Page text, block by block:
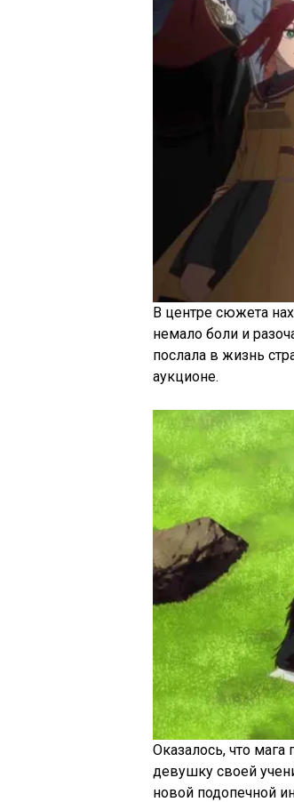
В центре сюжета
немало боли и
послала в жизнь
аукционе.
Оказалось, что
девушку своей
новой подопечной